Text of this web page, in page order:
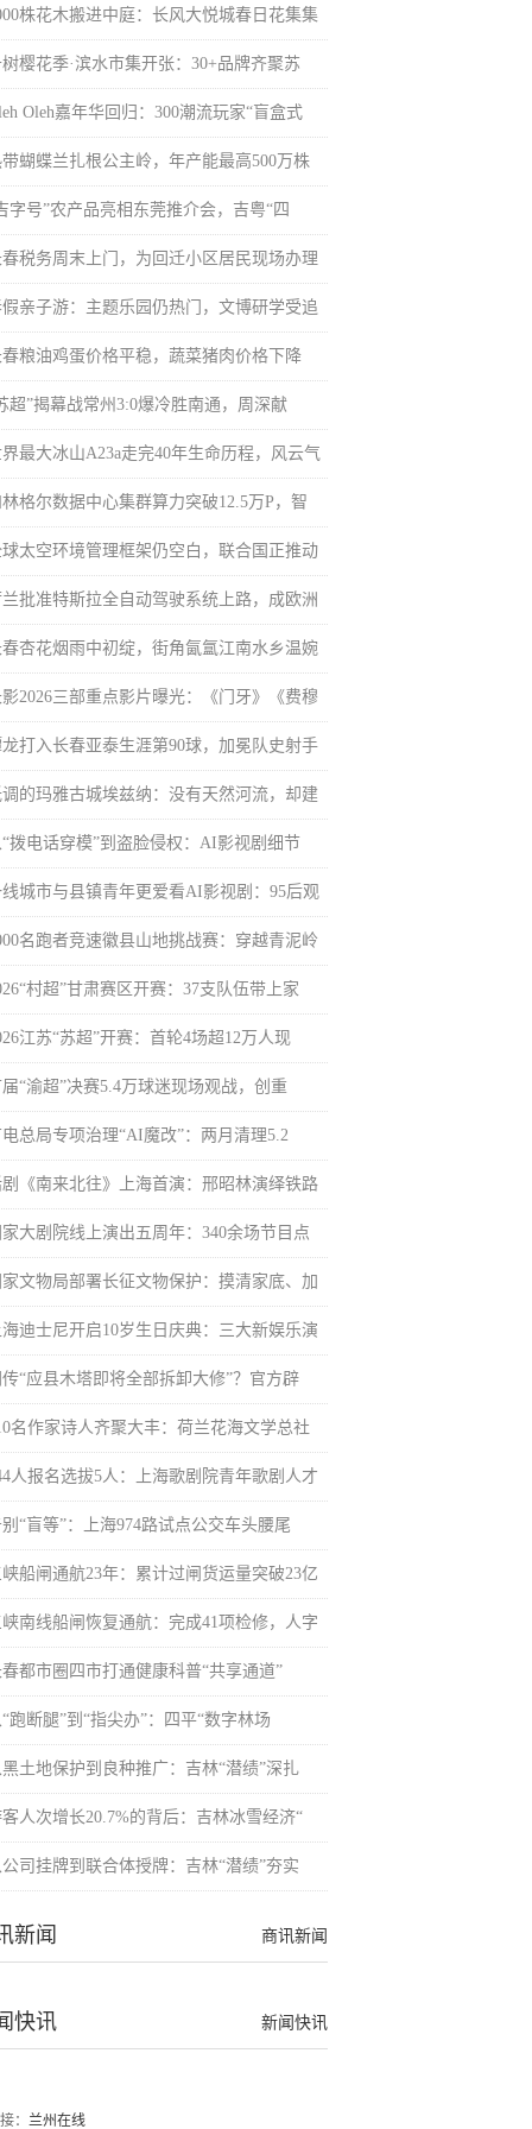
株花木搬进中庭：长风大悦城春日花集集
樱花季·滨水市集开张：30+品牌齐聚苏
Oleh嘉年华回归：300潮流玩家“盲盒式
蝴蝶兰扎根公主岭，年产能最高500万株
字号”农产品亮相东莞推介会，吉粤“四
税务周末上门，为回迁小区居民现场办理
亲子游：主题乐园仍热门，文博研学受追
粮油鸡蛋价格平稳，蔬菜猪肉价格下降
超”揭幕战常州3:0爆冷胜南通，周深献
最大冰山A23a走完40年生命历程，风云气
格尔数据中心集群算力突破12.5万P，智
太空环境管理框架仍空白，联合国正推动
批准特斯拉全自动驾驶系统上路，成欧洲
杏花烟雨中初绽，街角氤氲江南水乡温婉
2026三部重点影片曝光：《门牙》《费穆
打入长春亚泰生涯第90球，加冕队史射手
的玛雅古城埃兹纳：没有天然河流，却建
拨电话穿模”到盗脸侵权：AI影视剧细节
城市与县镇青年更爱看AI影视剧：95后观
名跑者竞速徽县山地挑战赛：穿越青泥岭
村超”甘肃赛区开赛：37支队伍带上家
江苏“苏超”开赛：首轮4场超12万人现
“渝超”决赛5.4万球迷现场观战，创重
总局专项治理“AI魔改”：两月清理5.2
《南来北往》上海首演：邢昭林演绎铁路
大剧院线上演出五周年：340余场节目点
文物局部署长征文物保护：摸清家底、加
迪士尼开启10岁生日庆典：三大新娱乐演
“应县木塔即将全部拆卸大修”？官方辟
名作家诗人齐聚大丰：荷兰花海文学总社
人报名选拔5人：上海歌剧院青年歌剧人才
“盲等”：上海974路试点公交车头腰尾
船闸通航23年：累计过闸货运量突破23亿
南线船闸恢复通航：完成41项检修，人字
都市圈四市打通健康科普“共享通道”
跑断腿”到“指尖办”：四平“数字林场
土地保护到良种推广：吉林“潜绩”深扎
人次增长20.7%的背后：吉林冰雪经济“
司挂牌到联合体授牌：吉林“潜绩”夯实
商讯新闻
新闻
新闻快讯
快讯
： 兰州在线